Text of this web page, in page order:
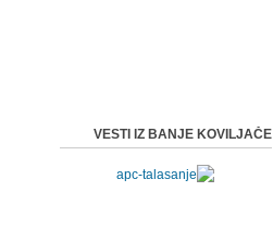
VESTI IZ BANJE KOVILJAČE